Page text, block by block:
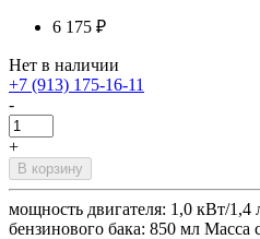
6 175 ₽
Нет в наличии
+7 (913) 175-16-11
-
+
В корзину
мощность двигателя: 1,0 кВт/
бензинового бака: 850 мл Масса